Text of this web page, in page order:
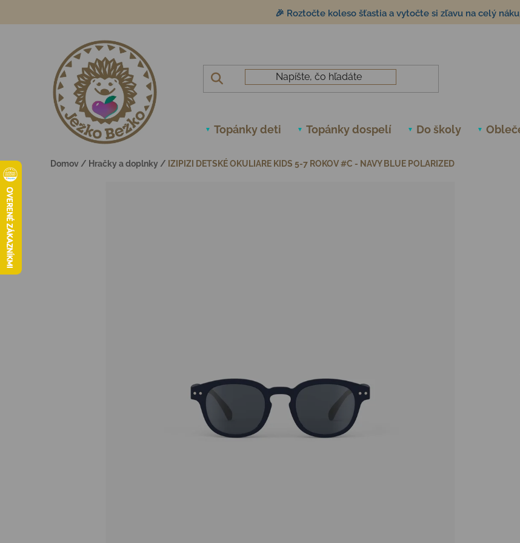
🎉 Roztočte koleso šťastia a vytočte si zľavu na celý
Topánky deti Topánky dospelí Do školy
Domov / Hračky a doplnky / IZIPIZI DETSKÉ OKULIARE KIDS 5-7 ROKOV #C - NAVY BLUE POLARIZED